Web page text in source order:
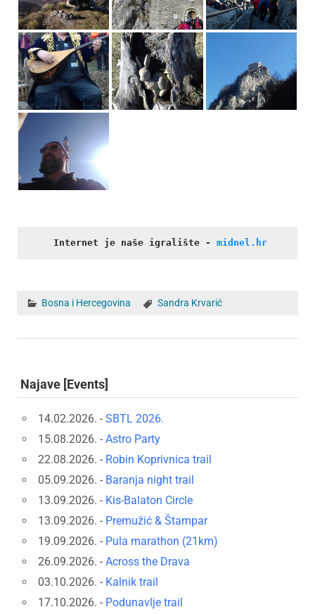
Internet je naše igralište - midnel.hr
Bosna i Hercegovina Sandra Krvarić
Najave [Events]
14.02.2026. - SBTL 2026.
15.08.2026. - Astro Party
22.08.2026. - Robin Koprivnica trail
05.09.2026. - Baranja night trail
13.09.2026. - Kis-Balaton Circle
13.09.2026. - Premužić & Štampar
19.09.2026. - Pula marathon (21km)
26.09.2026. - Across the Drava
03.10.2026. - Kalnik trail
17.10.2026. - Podunavlje trail